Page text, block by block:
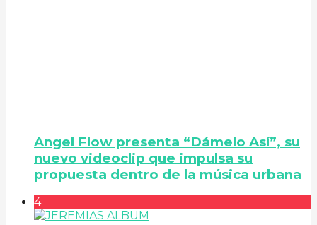
Angel Flow presenta “Dámelo Así”, su
nuevo videoclip que impulsa su
propuesta dentro de la música urbana
4